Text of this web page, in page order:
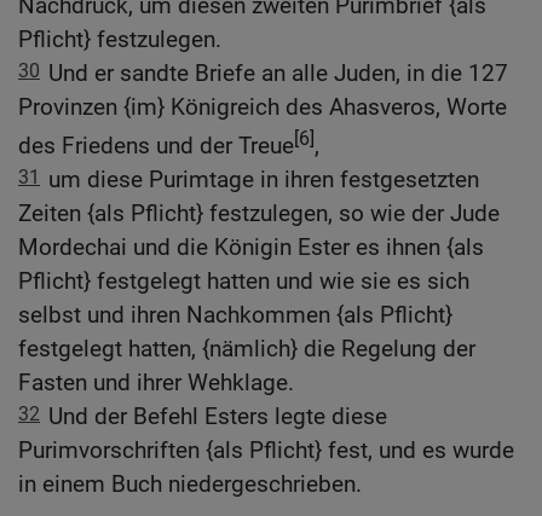
Pflicht} festzulegen.
30 Und er sandte Briefe an alle Juden, in die 127
Provinzen {im} Königreich des Ahasveros, Worte
des Friedens und der Treue[6],
31
um diese Purimtage in ihren festgesetzten
Zeiten {als Pflicht} festzulegen, so wie der Jude
Mordechai und die Königin Ester es ihnen {als
Pflicht} festgelegt hatten und wie sie es sich
selbst und ihren Nachkommen {als Pflicht}
festgelegt hatten, {nämlich} die Regelung der
Fasten und ihrer Wehklage.
32 Und der Befehl Esters legte diese
Purimvorschriften {als Pflicht} fest, und es wurde
in einem Buch niedergeschrieben.